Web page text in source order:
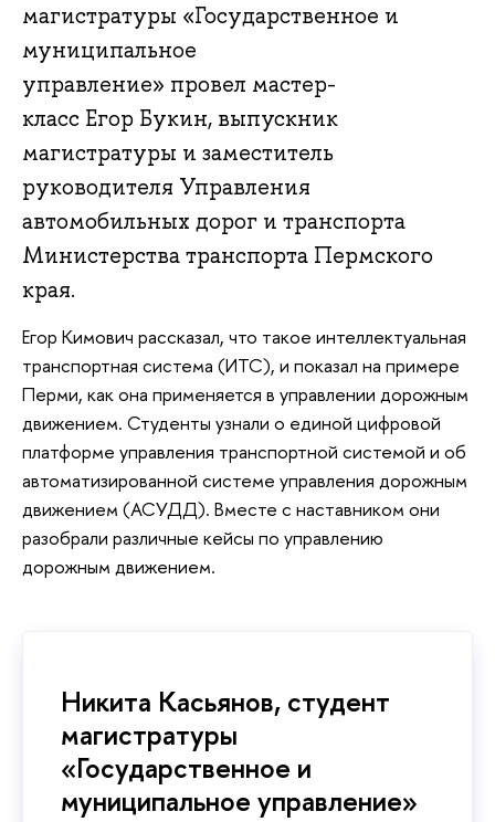
магистратуры «Государственное и
муниципальное
управление» провел мастер-
класс Егор Букин, выпускник
магистратуры и заместитель
руководителя Управления
автомобильных дорог и транспорта
Министерства транспорта Пермского
края.
Егор Кимович рассказал, что такое интеллектуальная
транспортная система (ИТС), и показал на примере
Перми, как она применяется в управлении дорожным
движением. Студенты узнали о единой цифровой
платформе управления транспортной системой и об
автоматизированной системе управления дорожным
движением (АСУДД). Вместе с наставником они
разобрали различные кейсы по управлению
дорожным движением.
Никита Касьянов, студент
магистратуры
«Государственное и
муниципальное управление»